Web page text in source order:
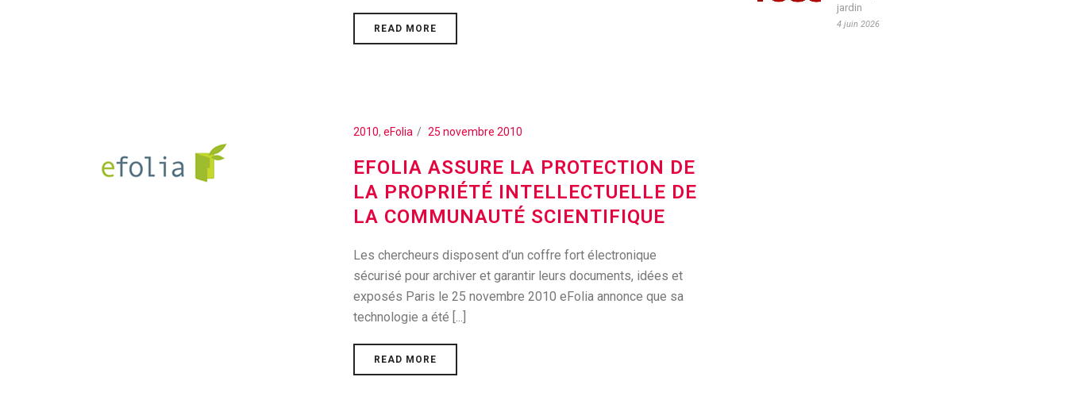
READ MORE
2010,eFolia 25 novembre 2010
EFOLIA ASSURE LA PROTECTION DE
LA PROPRIÉTÉ INTELLECTUELLE DE
LA COMMUNAUTÉ SCIENTIFIQUE
Les chercheurs disposent d’un coffre fort électronique
sécurisé pour archiver et garantir leurs documents, idées et
exposés Paris le 25 novembre 2010 eFolia annonce que sa
technologie a été [...]
READ MORE
jardin
4 juin 2026